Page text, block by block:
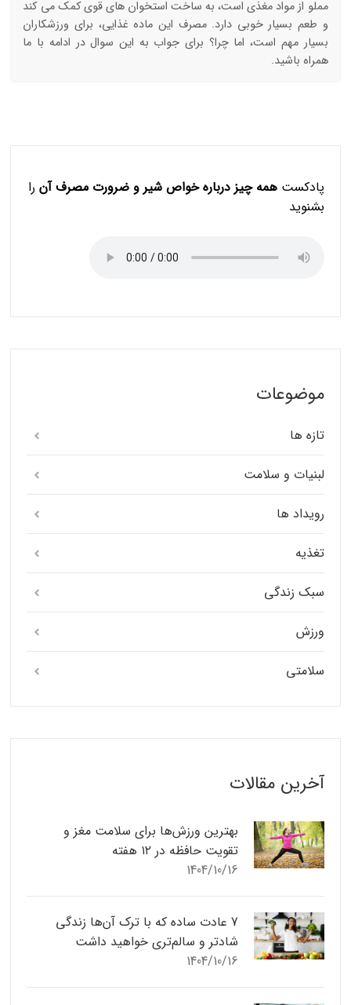
مملو از مواد مغذی است، به ساخت استخوان های قوی کمک می کند
و طعم بسیار خوبی دارد. مصرف این ماده غذایی، برای ورزشکاران
بسیار مهم است، اما چرا؟ برای جواب به این سوال در ادامه با ما
همراه باشید.
پادکستهمه چیز درباره خواص شیر و ضرورت مصرف آن را
بشنوید
موضوعات
تازه ها
لبنیات و سلامت
رویداد ها
تغذیه
سبک زندگی
ورزش
سلامتی
آخرین مقالات
بهترین ورزش‌ها برای سلامت مغز و
تقویت حافظه در ۱۲ هفته
1404/10/16
7 عادت ساده که با ترک آن‌ها زندگی
شادتر و سالم‌تری خواهید داشت
1404/10/16